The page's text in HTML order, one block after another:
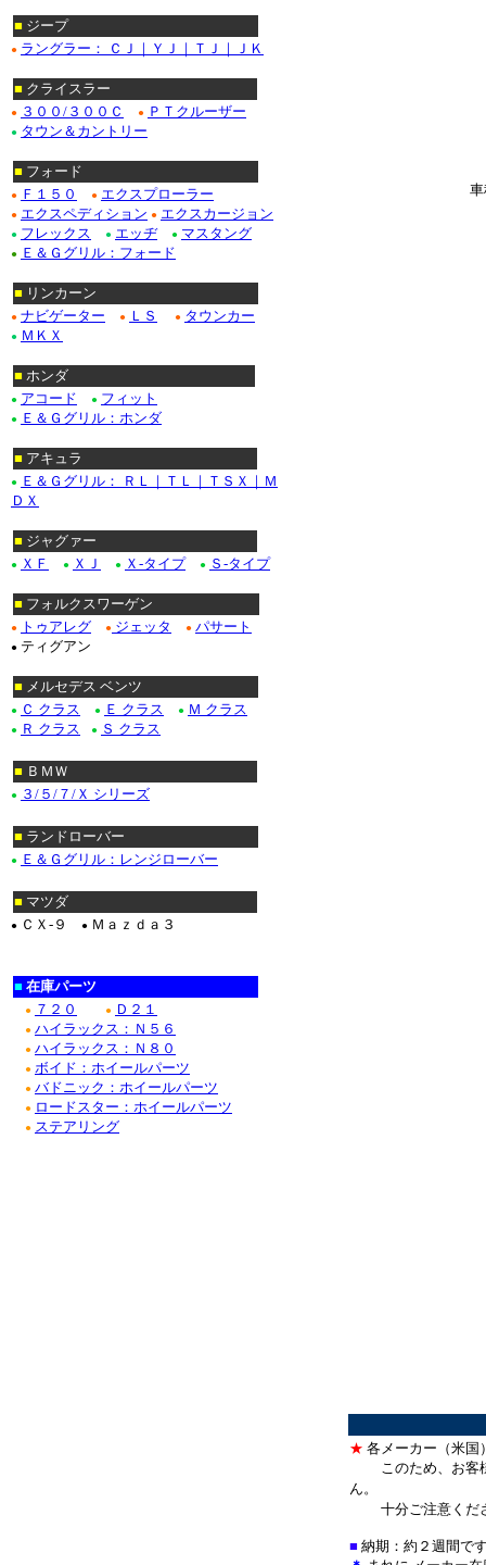
★ 各メーカー（米国
このため、お客
ん。
十分ご注意くだ
■ 納期：約２週間で
■ ジープ
● ラングラー： ＣＪ｜ＹＪ｜ＴＪ｜ＪＫ
■ クライスラー
● ３００/３００Ｃ ● ＰＴクルーザー
● タウン＆カントリー
■ フォード
● Ｆ１５０ ● エクスプローラー
● エクスペディション ● エクスカージョン
● フレックス ● エッヂ ● マスタング
● Ｅ＆Ｇグリル：フォード
■ リンカーン
● ナビゲーター ● ＬＳ ● タウンカー
● ＭＫＸ
■ ホンダ
● アコード ● フィット
● Ｅ＆Ｇグリル：ホンダ
■ アキュラ
●
Ｅ＆Ｇグリル： ＲＬ｜ＴＬ｜ＴＳＸ｜Ｍ
ＤＸ
■ ジャグァー
● ＸＦ ● ＸＪ ● Ｘ-タイプ ● Ｓ-タイプ
■ フォルクスワーゲン
● トゥアレグ ● ジェッタ ● パサート
● ティグアン
■ メルセデス ベンツ
● Ｃ クラス ● Ｅ クラス ● Ｍ クラス
● Ｒ クラス ● Ｓ クラス
■ ＢＭＷ
● ３/５/７/Ｘ シリーズ
■ ランドローバー
● Ｅ＆Ｇグリル：レンジローバー
■ マツダ
● ＣＸ-９ ● Ｍａｚｄａ３
■ 在庫パーツ
● ７２０ ● Ｄ２１
● ハイラックス：Ｎ５６
● ハイラックス：Ｎ８０
● ボイド：ホイールパーツ
● バドニック：ホイールパーツ
● ロードスター：ホイールパーツ
● ステアリング